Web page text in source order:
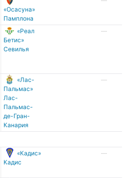
«Осасуна»
Памплона
«Реал
Бетис»
Севилья
—
«Лас-
Пальмас»
Лас-
Пальмас-
де-Гран-
Канария
—
«Кадис»
Кадис
—